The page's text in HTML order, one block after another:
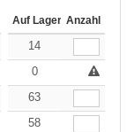
144-287 288 +
Auf Lager Anzahl
4.68CHF
14
4.68CHF CHF
0
4.68CHF
63
4.68CHF
58